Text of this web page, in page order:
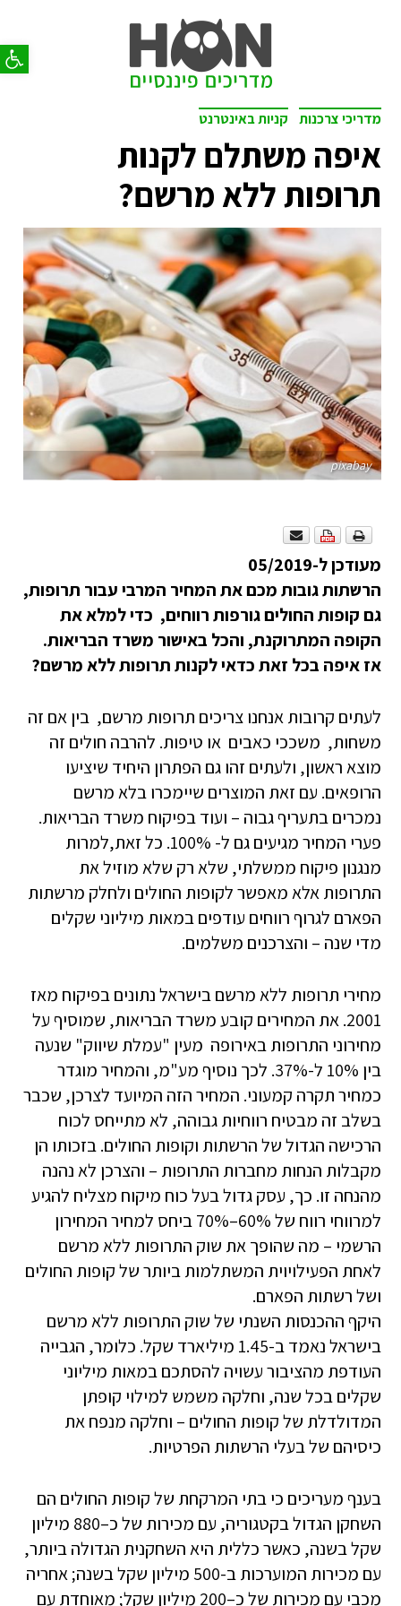
פתח
מדריכי צרכנות קניות באינטרנט
איפה משתלם לקנות
תרופות ללא מרשם?
pixabay
מעודכן ל-05/2019
הרשתות גובות מכם את המחיר המרבי עבור תרופות,
גם קופות החולים גורפות רווחים, כדי למלא את
הקופה המתרוקנת, והכל באישור משרד הבריאות.
אז איפה בכל זאת כדאי לקנות תרופות ללא מרשם?
לעתים קרובות אנחנו צריכים תרופות מרשם, בין אם זה
משחות, משככי כאבים או טיפות. להרבה חולים זה
מוצא ראשון, ולעתים זהו גם הפתרון היחיד שיציעו
הרופאים. עם זאת המוצרים שיימכרו בלא מרשם
נמכרים בתעריף גבוה – ועוד בפיקוח משרד הבריאות.
פערי המחיר מגיעים גם ל- 100%. כל זאת,למרות
מנגנון פיקוח ממשלתי, שלא רק שלא מוזיל את
התרופות אלא מאפשר לקופות החולים ולחלק מרשתות
הפארם לגרוף רווחים עודפים במאות מיליוני שקלים
מדי שנה – והצרכנים משלמים.
מחירי תרופות ללא מרשם בישראל נתונים בפיקוח מאז
2001. את המחירים קובע משרד הבריאות, שמוסיף על
מחירוני התרופות באירופה מעין "עמלת שיווק" שנעה
בין 10% ל-37%. לכך נוסיף מע"מ, והמחיר מוגדר
כמחיר תקרה קמעוני. המחיר הזה המיועד לצרכן, שכבר
בשלב זה מבטיח רווחיות גבוהה, לא מתייחס לכוח
הרכישה הגדול של הרשתות וקופות החולים. בזכותו הן
מקבלות הנחות מחברות התרופות – והצרכן לא נהנה
מהנחה זו. כך, עסק גדול בעל כוח מיקוח מצליח להגיע
למרווחי רווח של 60%–70% ביחס למחיר המחירון
הרשמי – מה שהופך את שוק התרופות ללא מרשם
לאחת הפעילויוית המשתלמות ביותר של קופות החולים
ושל רשתות הפארם.
היקף ההכנסות השנתי של שוק התרופות ללא מרשם
בישראל נאמד ב-1.45 מיליארד שקל. כלומר, הגבייה
העודפת מהציבור עשויה להסתכם במאות מיליוני
שקלים בכל שנה, וחלקה משמש למילוי קופתן
המדולדלת של קופות החולים – וחלקה מנפח את
כיסיהם של בעלי הרשתות הפרטיות.
בענף מעריכים כי בתי המרקחת של קופות החולים הם
השחקן הגדול בקטגוריה, עם מכירות של כ–880 מיליון
שקל בשנה, כאשר כללית היא השחקנית הגדולה ביותר,
עם מכירות המוערכות ב-500 מיליון שקל בשנה; אחריה
מכבי עם מכירות של כ–200 מיליון שקל; מאוחדת עם